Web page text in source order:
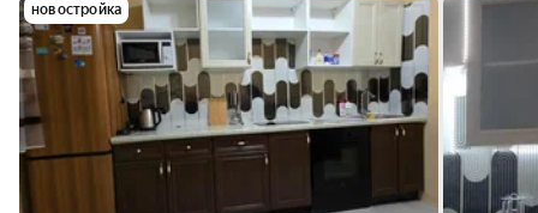
новостройка